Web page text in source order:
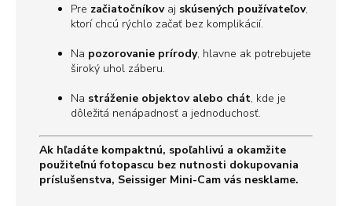
Pre začiatočníkovaj skúsených používateľov,
ktorí chcú rýchlo začať bez komplikácií.
Na pozorovanie prírody, hlavne ak potrebujete
široký uhol záberu.
Na stráženie objektov alebo chát, kde je
dôležitá nenápadnosť a jednoduchosť.
Ak hľadáte kompaktnú, spoľahlivú a okamžite
použiteľnú fotopascu bez nutnosti dokupovania
príslušenstva, Seissiger Mini-Cam vás nesklame.